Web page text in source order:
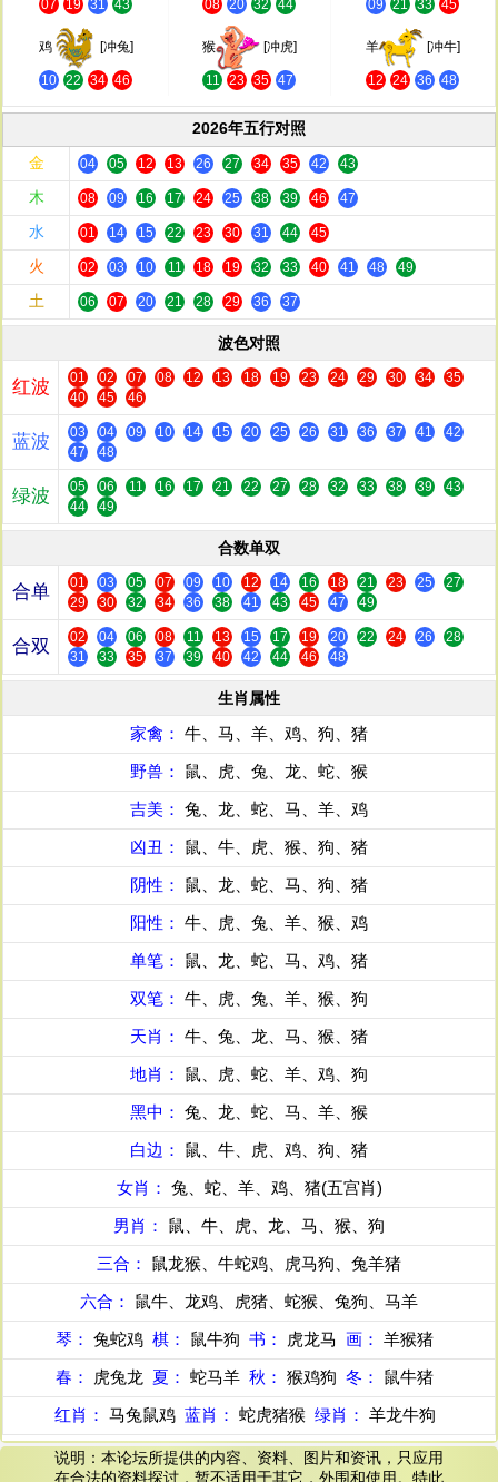
07 19 31 43 08 20 32 44 09 21 33 45
鸡 [冲兔]
10 22 34 46
猴 [冲虎]
11 23 35 47
羊 [冲牛]
12 24 36 48
2026年五行对照
金
04 05 12 13 26 27 34 35 42 43
木 08 09 16 17 24 25 38 39 46 47
水 01 14 15 22 23 30 31 44 45
火 02 03 10 11 18 19 32 33 40 41 48 49
土 06 07 20 21 28 29 36 37
波色对照
红波 01 02 07 08 12 13 18 19 23 24 29 30 34
35
40
45 46
蓝波 03 04 09 10 14 15 20 25 26 31 36 37 41
42
47
48
绿波 05 06 11 16 17 21 22 27 28 32 33 38 39
43
44
49
合数单双
合单 01 03 05 07 09 10 12 14 16 18 21 23 25
27
29
30 32 34 36 38 41 43 45 47 49
合双 02 04 06 08 11 13 15 17 19 20 22 24 26
28
31
33 35 37 39 40 42 44 46 48
生肖属性
家禽： 牛、马、羊、鸡、狗、猪
野兽： 鼠、虎、兔、龙、蛇、猴
吉美： 兔、龙、蛇、马、羊、鸡
凶丑： 鼠、牛、虎、猴、狗、猪
阴性： 鼠、龙、蛇、马、狗、猪
阳性： 牛、虎、兔、羊、猴、鸡
单笔： 鼠、龙、蛇、马、鸡、猪
双笔： 牛、虎、兔、羊、猴、狗
天肖： 牛、兔、龙、马、猴、猪
地肖： 鼠、虎、蛇、羊、鸡、狗
黑中： 兔、龙、蛇、马、羊、猴
白边： 鼠、牛、虎、鸡、狗、猪
女肖： 兔、蛇、羊、鸡、猪(五宫肖)
男肖： 鼠、牛、虎、龙、马、猴、狗
三合： 鼠龙猴、牛蛇鸡、虎马狗、兔羊猪
六合： 鼠牛、龙鸡、虎猪、蛇猴、兔狗、马羊
琴： 兔蛇鸡 棋： 鼠牛狗 书： 虎龙马 画： 羊猴猪
春：
虎兔龙 夏： 蛇马羊 秋： 猴鸡狗 冬： 鼠牛猪
红肖： 马兔鼠鸡 蓝肖： 蛇虎猪猴 绿肖： 羊龙牛狗
说明：本论坛所提供的内容、资料、图片和资讯，只应用
在合法的资料探讨，暂不适用于其它，外围和使用。特此